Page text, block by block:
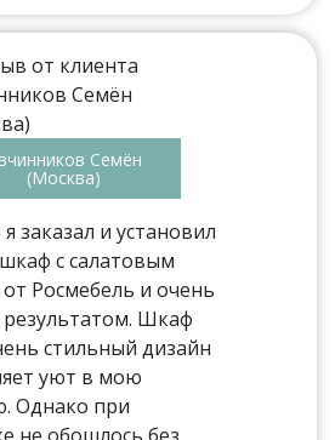
Семён
(Москва)
заказал и установил
с салатовым
Росмебель и очень
Шкаф
стильный дизайн
уют в мою
Однако при